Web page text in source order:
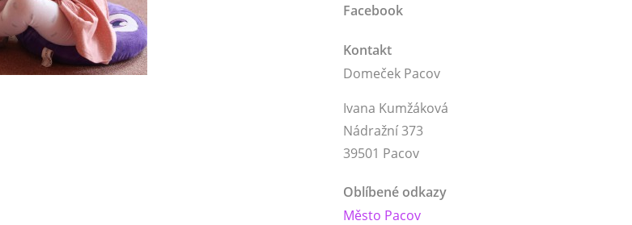
Facebook
Kontakt
Domeček Pacov
Ivana Kumžáková
Nádražní 373
39501 Pacov
Oblíbené odkazy
Město Pacov